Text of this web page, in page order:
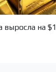
выросла на